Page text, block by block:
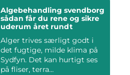
Algebehandling svendborg
sådan får du rene og sikre
uderum året rundt
Alger trives særligt godt i
det fugtige, milde klima på
Sydfyn. Det kan hurtigt ses
på fliser, terra...